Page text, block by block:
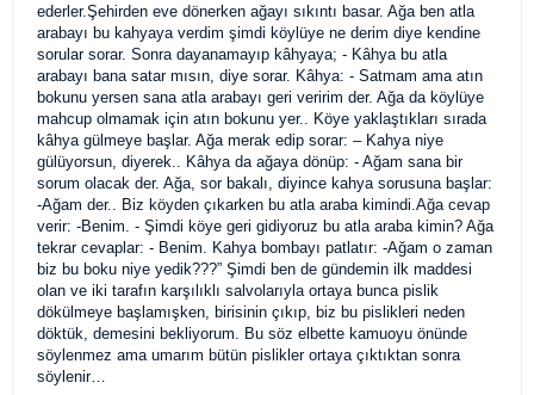
ederler.Şehirden eve dönerken ağayı sıkıntı basar. Ağa ben atla
arabayı bu kahyaya verdim şimdi köylüye ne derim diye kendine
sorular sorar. Sonra dayanamayıp kâhyaya; - Kâhya bu atla
arabayı bana satar mısın, diye sorar. Kâhya: - Satmam ama atın
bokunu yersen sana atla arabayı geri veririm der. Ağa da köylüye
mahcup olmamak için atın bokunu yer.. Köye yaklaştıkları sırada
kâhya gülmeye başlar. Ağa merak edip sorar: – Kahya niye
gülüyorsun, diyerek.. Kâhya da ağaya dönüp: - Ağam sana bir
sorum olacak der. Ağa, sor bakalı, diyince kahya sorusuna başlar:
-Ağam der.. Biz köyden çıkarken bu atla araba kimindi.Ağa cevap
verir: -Benim. - Şimdi köye geri gidiyoruz bu atla araba kimin? Ağa
tekrar cevaplar: - Benim. Kahya bombayı patlatır: -Ağam o zaman
biz bu boku niye yedik???” Şimdi ben de gündemin ilk maddesi
olan ve iki tarafın karşılıklı salvolarıyla ortaya bunca pislik
dökülmeye başlamışken, birisinin çıkıp, biz bu pislikleri neden
döktük, demesini bekliyorum. Bu söz elbette kamuoyu önünde
söylenmez ama umarım bütün pislikler ortaya çıktıktan sonra
söylenir…